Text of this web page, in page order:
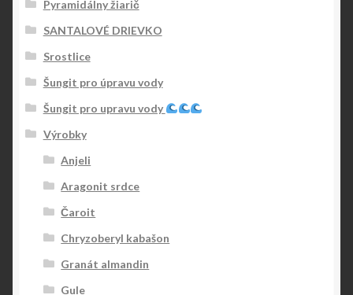
Pyramidálny žiarič
SANTALOVÉ DRIEVKO
Srostlice
Šungit pro úpravu vody
Šungit pro upravu vody
Výrobky
Anjeli
Aragonit srdce
Čaroit
Chryzoberyl kabašon
Granát almandin
Gule